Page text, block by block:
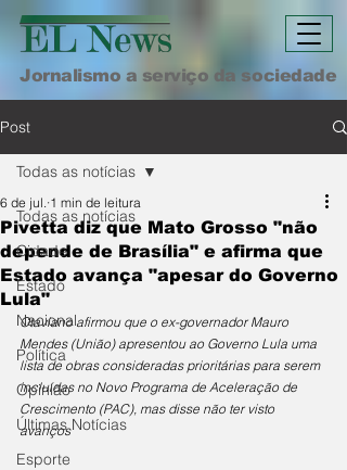
Jornalismo a serviço da sociedade
Post
Todas as notícias
Cidade
Estado
Nacional
Política
Opinião
Últimas Notícias
Esporte
Todas as notícias
Pivetta diz que Mato Grosso "não
depende de Brasília" e afirma que
Estado avança "apesar do Governo
Lula"
6 de jul. 1 min de leitura
Otaviano afirmou que o ex-governador Mauro
Mendes (União) apresentou ao Governo Lula uma
lista de obras consideradas prioritárias para serem
incluídas no Novo Programa de Aceleração de
Crescimento (PAC), mas disse não ter visto
avanços